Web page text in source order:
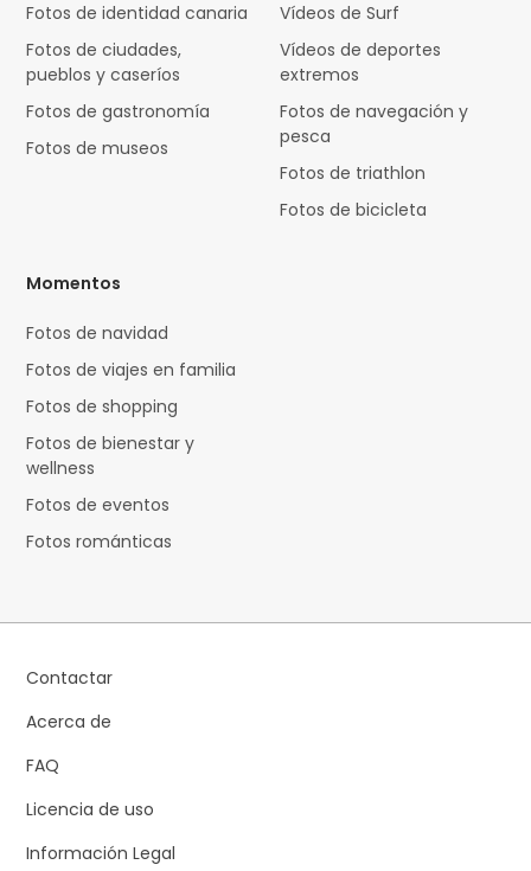
Fotos de identidad canaria
Fotos de ciudades,
pueblos y caseríos
Fotos de gastronomía
Fotos de museos
Vídeos de Surf
Vídeos de deportes
extremos
Fotos de navegación y
pesca
Fotos de triathlon
Fotos de bicicleta
Momentos
Fotos de navidad
Fotos de viajes en familia
Fotos de shopping
Fotos de bienestar y
wellness
Fotos de eventos
Fotos románticas
Contactar
Acerca de
FAQ
Licencia de uso
Información Legal